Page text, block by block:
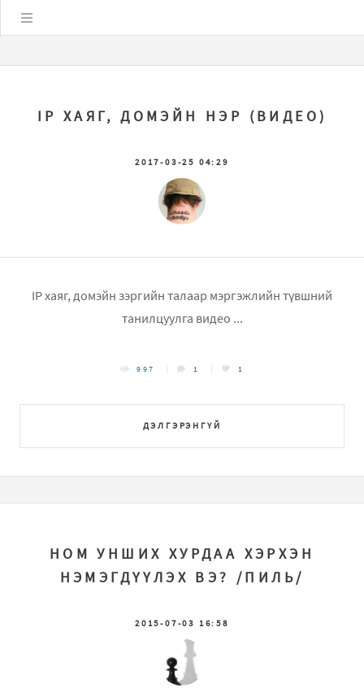
IP ХАЯГ, ДОМЭЙН НЭР (ВИДЕО)
2017-03-25 04:29
IP хаяг, домэйн зэргийн талаар мэргэжлийн түвшний
танилцуулга видео ...
ДЭЛГЭРЭНГҮЙ
997 1 1
НОМ УНШИХ ХУРДАА ХЭРХЭН
НЭМЭГДҮҮЛЭХ ВЭ? /ПИЛЬ/
2015-07-03 16:58